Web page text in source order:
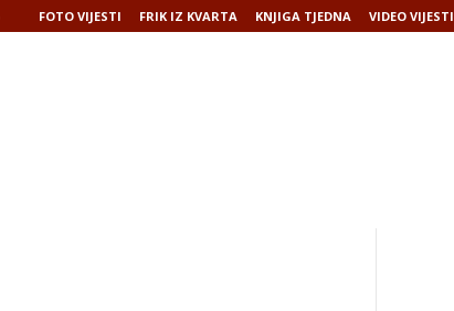
FOTO VIJESTI FRIK IZ KVARTA KNJIGA TJEDNA VIDEO VIJESTI